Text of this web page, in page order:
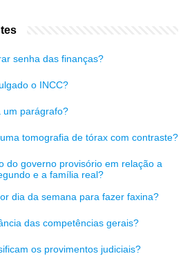
senha das finanças?
o INCC?
um parágrafo?
tomografia de tórax com contraste?
do governo provisório em relação a
e a família real?
dia da semana para fazer faxina?
das competências gerais?
os provimentos judiciais?